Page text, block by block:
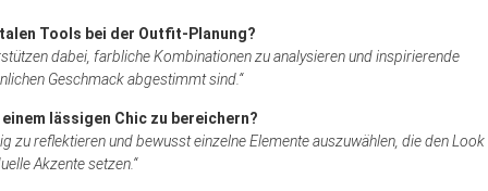
Tools bei der Outfit-Planung?
dabei, farbliche Kombinationen zu analysieren und inspirierende
Geschmackabgestimmt sind.“
lässigen Chic zu bereichern?
zu reflektieren und bewusst einzelne Elemente auszuwählen, die den Look
Akzente setzen.“